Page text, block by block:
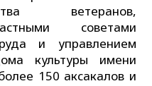
ветеранов,
советами
и управлением
культуры имени
150 аксакалов и